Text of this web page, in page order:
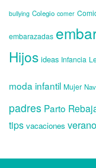
bullying Colegio comer
embarazadas
Hijos ideas Infancia
moda infantil Mujer
padres Parto
tips vacaciones verano